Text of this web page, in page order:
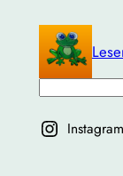
springen
Instagram